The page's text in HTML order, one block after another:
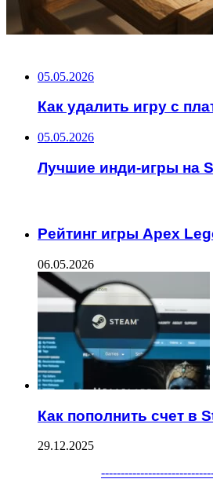
05.05.2026
Как удалить игру с
05.05.2026
Лучшие инди-игры на
Рейтинг игры Apex
06.05.2026
Как пополнить счет в
29.12.2025